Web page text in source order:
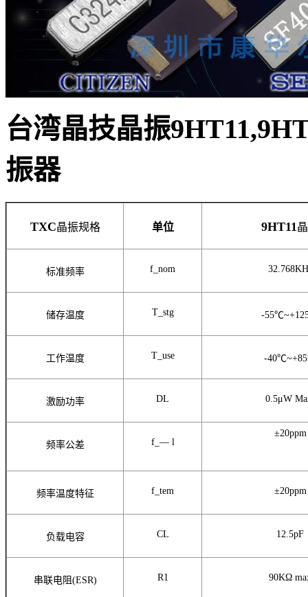
台湾晶技晶振
振器
TXC晶振规格 单位 9HT11
标准频率 f_nom
储存温度 T_stg -
工作温度 T_use -
激励功率 DL 0.5μW
频率公差 f_— l
±20ppm
频率温度特征 f_tem ±20ppm
负载电容 CL 12.5pF
串联电阻(ESR) R1 90KΩ